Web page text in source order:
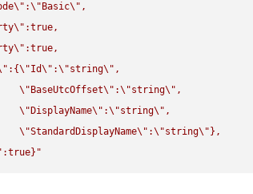
\" :\" Basic\" ,
\" :true,
\" :true,
:{\"Id\" :\"string\" ,
\" BaseUtcOffset\" :\"string\" ,
\" DisplayName\" :\"string\" ,
\"StandardDisplayName\" :\"string\" },
:true}"